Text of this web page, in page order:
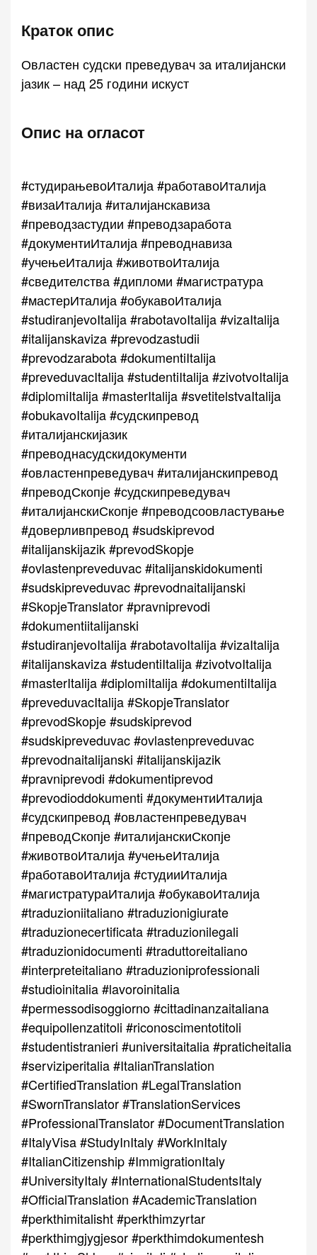
Краток опис
Овластен судски преведувач за италијански
јазик – над 25 години искуст
Опис на огласот
#студирањевоИталија #работавоИталија
#визаИталија #италијанскавиза
#преводзастудии #преводзаработа
#документиИталија #преводнавиза
#учењеИталија #животвоИталија
#сведителства #дипломи #магистратура
#мастерИталија #обукавоИталија
#studiranjevoItalija #rabotavoItalija #vizaItalija
#italijanskaviza #prevodzastudii
#prevodzarabota #dokumentiItalija
#preveduvacItalija #studentiItalija #zivotvoItalija
#diplomiItalija #masterItalija #svetitelstvaItalija
#obukavoItalija #судскипревод
#италијанскијазик
#преводнасудскидокументи
#овластенпреведувач #италијанскипревод
#преводСкопје #судскипреведувач
#италијанскиСкопје #преводсоовластување
#доверливпревод #sudskiprevod
#italijanskijazik #prevodSkopje
#ovlastenpreveduvac #italijanskidokumenti
#sudskipreveduvac #prevodnaitalijanski
#SkopjeTranslator #pravniprevodi
#dokumentiitalijanski
#studiranjevoItalija #rabotavoItalija #vizaItalija
#italijanskaviza #studentiItalija #zivotvoItalija
#masterItalija #diplomiItalija #dokumentiItalija
#preveduvacItalija #SkopjeTranslator
#prevodSkopje #sudskiprevod
#sudskipreveduvac #ovlastenpreveduvac
#prevodnaitalijanski #italijanskijazik
#pravniprevodi #dokumentiprevod
#prevodioddokumenti #документиИталија
#судскипревод #овластенпреведувач
#преводСкопје #италијанскиСкопје
#животвоИталија #учењеИталија
#работавоИталија #студииИталија
#магистратураИталија #обукавоИталија
#traduzioniitaliano #traduzionigiurate
#traduzionecertificata #traduzionilegali
#traduzionidocumenti #traduttoreitaliano
#interpreteitaliano #traduzioniprofessionali
#studioinitalia #lavoroinitalia
#permessodisoggiorno #cittadinanzaitaliana
#equipollenzatitoli #riconoscimentotitoli
#studentistranieri #universitaitalia #praticheitalia
#serviziperitalia #ItalianTranslation
#CertifiedTranslation #LegalTranslation
#SwornTranslator #TranslationServices
#ProfessionalTranslator #DocumentTranslation
#ItalyVisa #StudyInItaly #WorkInItaly
#ItalianCitizenship #ImmigrationItaly
#UniversityItaly #InternationalStudentsItaly
#OfficialTranslation #AcademicTranslation
#perkthimitalisht #perkthimzyrtar
#perkthimgjygjesor #perkthimdokumentesh